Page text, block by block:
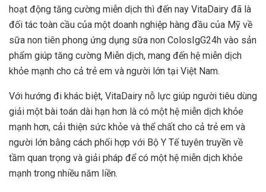
hoạt động tăng cường miễn dịch thì đến nay VitaDairy đã là
đối tác toàn cầu của một doanh nghiệp hàng đầu của Mỹ về
sữa non tiên phong ứng dụng sữa non ColosIgG24h vào sản
phẩm giúp tăng cường Miễn dịch, mang đến hệ miễn dịch
khỏe mạnh cho cả trẻ em và người lớn tại Việt Nam.
Với hướng đi khác biệt, VitaDairy nỗ lực giúp người tiêu dùng
giải một bài toán dài hạn hơn là có một hệ miễn dịch khỏe
mạnh hơn, cải thiện sức khỏe và thể chất cho cả trẻ em và
người lớn bằng cách phối hợp với Bộ Y Tế tuyên truyền về
tầm quan trọng và giải pháp để có một hệ miễn dịch khỏe
mạnh trong nhiều năm liền.